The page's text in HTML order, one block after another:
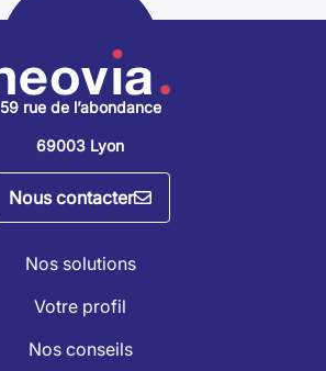
59 rue de l’abondance
69003 Lyon
Nous contacter
Nos solutions
Votre profil
Nos conseils